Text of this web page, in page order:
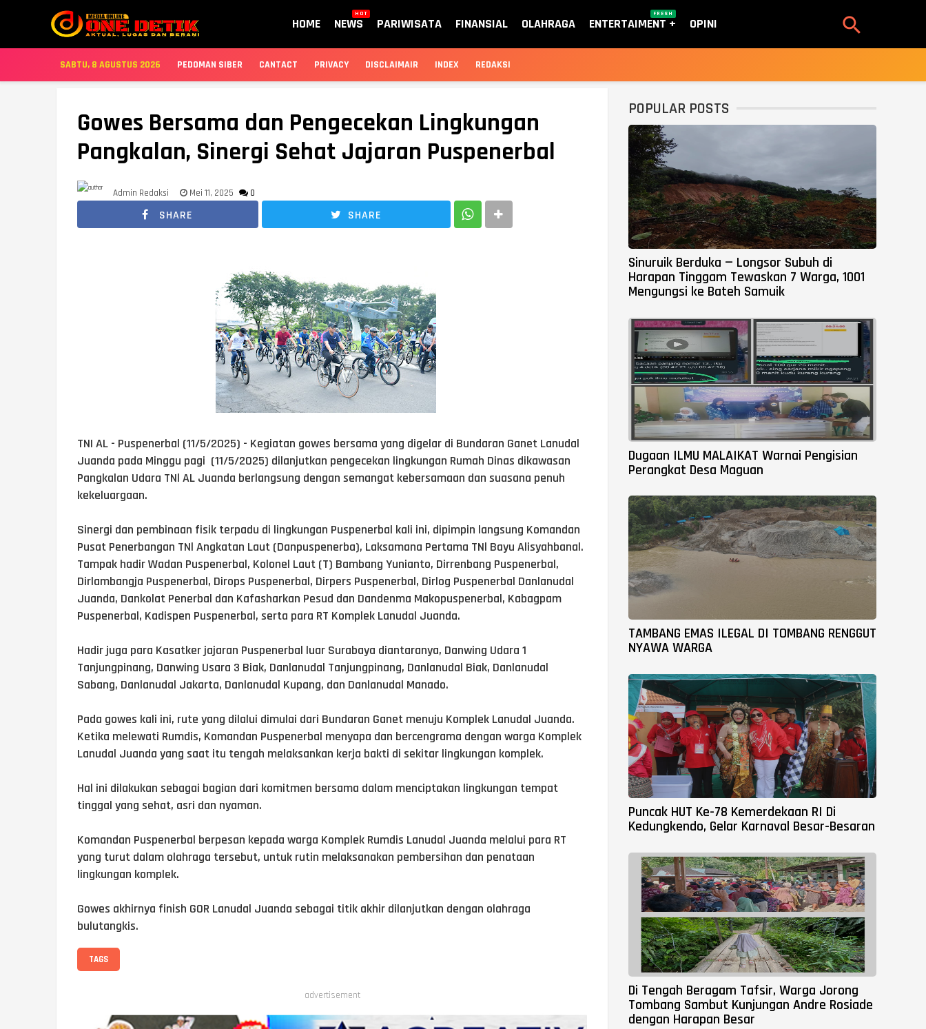
HOME NEWS
HOT
PARIWISATA FINANSIAL OLAHRAGA ENTERTAIMENT
FRESH
OPINI 
SABTU, 8 AGUSTUS 2026 PEDOMAN SIBER CANTACT PRIVACY DISCLAIMAIR INDEX REDAKSI
Gowes Bersama dan Pengecekan Lingkungan
Pangkalan, Sinergi Sehat Jajaran Puspenerbal
Admin Redaksi Mei 11, 2025 0
SHARE SHARE
TNI AL - Puspenerbal (11/5/2025) - Kegiatan gowes bersama yang digelar di Bundaran Ganet Lanudal
Juanda pada Minggu pagi (11/5/2025) dilanjutkan pengecekan lingkungan Rumah Dinas dikawasan
Pangkalan Udara TNl AL Juanda berlangsung dengan semangat kebersamaan dan suasana penuh
kekeluargaan.
Sinergi dan pembinaan fisik terpadu di lingkungan Puspenerbal kali ini, dipimpin langsung Komandan
Pusat Penerbangan TNl Angkatan Laut (Danpuspenerba), Laksamana Pertama TNl Bayu Alisyahbanal.
Tampak hadir Wadan Puspenerbal, Kolonel Laut (T) Bambang Yunianto, Dirrenbang Puspenerbal,
Dirlambangja Puspenerbal, Dirops Puspenerbal, Dirpers Puspenerbal, Dirlog Puspenerbal Danlanudal
Juanda, Dankolat Penerbal dan Kafasharkan Pesud dan Dandenma Makopuspenerbal, Kabagpam
Puspenerbal, Kadispen Puspenerbal, serta para RT Komplek Lanudal Juanda.
Hadir juga para Kasatker jajaran Puspenerbal luar Surabaya diantaranya, Danwing Udara 1
Tanjungpinang, Danwing Usara 3 Biak, Danlanudal Tanjungpinang, Danlanudal Biak, Danlanudal
Sabang, Danlanudal Jakarta, Danlanudal Kupang, dan Danlanudal Manado.
Pada gowes kali ini, rute yang dilalui dimulai dari Bundaran Ganet menuju Komplek Lanudal Juanda.
Ketika melewati Rumdis, Komandan Puspenerbal menyapa dan bercengrama dengan warga Komplek
Lanudal Juanda yang saat itu tengah melaksankan kerja bakti di sekitar lingkungan komplek.
Hal ini dilakukan sebagai bagian dari komitmen bersama dalam menciptakan lingkungan tempat
tinggal yang sehat, asri dan nyaman.
Komandan Puspenerbal berpesan kepada warga Komplek Rumdis Lanudal Juanda melalui para RT
yang turut dalam olahraga tersebut, untuk rutin melaksanakan pembersihan dan penataan
lingkungan komplek.
Gowes akhirnya finish GOR Lanudal Juanda sebagai titik akhir dilanjutkan dengan olahraga
bulutangkis.
TAGS
advertisement
POPULAR POSTS
Sinuruik Berduka — Longsor Subuh di
Harapan Tinggam Tewaskan 7 Warga, 1001
Mengungsi ke Bateh Samuik
Dugaan ILMU MALAIKAT Warnai Pengisian
Perangkat Desa Maguan
TAMBANG EMAS ILEGAL DI TOMBANG RENGGUT
NYAWA WARGA
Puncak HUT Ke-78 Kemerdekaan RI Di
Kedungkendo, Gelar Karnaval Besar-Besaran
Di Tengah Beragam Tafsir, Warga Jorong
Tombang Sambut Kunjungan Andre Rosiade
dengan Harapan Besar